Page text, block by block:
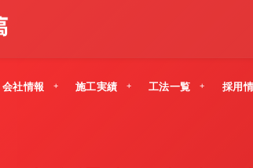
会社情報 施工実績 工法一覧 採用